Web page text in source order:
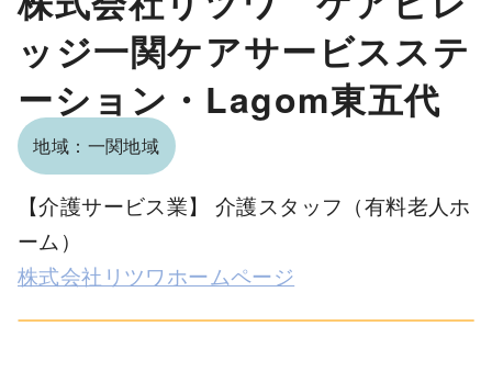
ッジ一関ケアサービスステ
ーション・Lagom東五代
地域：一関地域
【介護サービス業】 介護スタッフ（有料老人ホ
ーム）
株式会社リツワホームページ